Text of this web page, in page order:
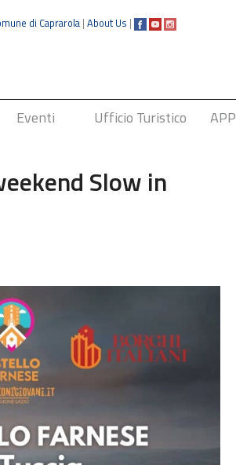
di Caprarola |About Us |
Eventi
Ufficio Turistico APP
Slow in